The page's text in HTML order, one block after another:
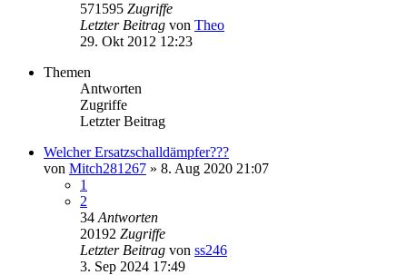
571595 Zugriffe
Letzter Beitrag von Theo
29. Okt 2012 12:23
Themen
Antworten
Zugriffe
Letzter Beitrag
Welcher Ersatzschalldämpfer???
von Mitch281267 » 8. Aug 2020 21:07
1
2
34 Antworten
20192 Zugriffe
Letzter Beitrag von ss246
3. Sep 2024 17:49